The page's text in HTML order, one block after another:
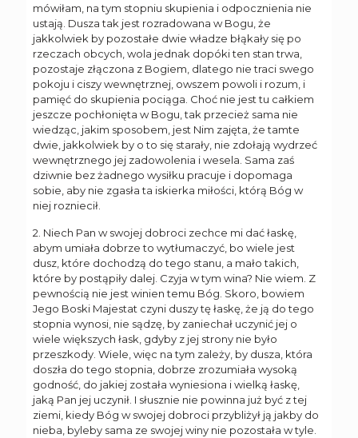
mówiłam, na tym stopniu skupienia i odpocznienia nie
ustają. Dusza tak jest rozradowana w Bogu, że
jakkolwiek by pozostałe dwie władze błąkały się po
rzeczach obcych, wola jednak dopóki ten stan trwa,
pozostaje złączona z Bogiem, dlatego nie traci swego
pokoju i ciszy wewnętrznej, owszem powoli i rozum, i
pamięć do skupienia pociąga. Choć nie jest tu całkiem
jeszcze pochłonięta w Bogu, tak przecież sama nie
wiedząc, jakim sposobem, jest Nim zajęta, że tamte
dwie, jakkolwiek by o to się starały, nie zdołają wydrzeć
wewnętrznego jej zadowolenia i wesela. Sama zaś
dziwnie bez żadnego wysiłku pracuje i dopomaga
sobie, aby nie zgasła ta iskierka miłości, którą Bóg w
niej rozniecił.
2. Niech Pan w swojej dobroci zechce mi dać łaskę,
abym umiała dobrze to wytłumaczyć, bo wiele jest
dusz, które dochodzą do tego stanu, a mało takich,
które by postąpiły dalej. Czyja w tym wina? Nie wiem. Z
pewnością nie jest winien temu Bóg. Skoro, bowiem
Jego Boski Majestat czyni duszy tę łaskę, że ją do tego
stopnia wynosi, nie sądzę, by zaniechał uczynić jej o
wiele większych łask, gdyby z jej strony nie było
przeszkody. Wiele, więc na tym zależy, by dusza, która
doszła do tego stopnia, dobrze zrozumiała wysoką
godność, do jakiej została wyniesiona i wielką łaskę,
jaką Pan jej uczynił. I słusznie nie powinna już być z tej
ziemi, kiedy Bóg w swojej dobroci przybliżył ją jakby do
nieba, byleby sama ze swojej winy nie pozostała w tyle.